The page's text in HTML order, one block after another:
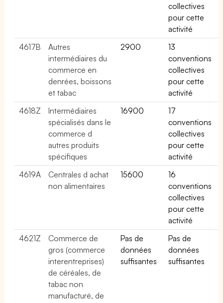
collectives
pour cette
activité
4617B
Autres
intermédiaires du
commerce en
denrées, boissons
et tabac
2900
13
conventions
collectives
pour cette
activité
4618Z
Intermédiaires
spécialisés dans le
commerce d
autres produits
spécifiques
16900
17
conventions
collectives
pour cette
activité
4619A
Centrales d achat
non alimentaires
15600
16
conventions
collectives
pour cette
activité
4621Z
Commerce de
gros (commerce
interentreprises)
de céréales, de
tabac non
manufacturé, de
Pas de
données
suffisantes
Pas de
données
suffisantes